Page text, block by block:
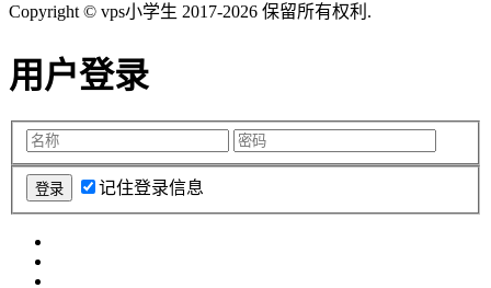
Copyright © vps小学生 2017-2026 保留所有权利.
用户登录
记住登录信息